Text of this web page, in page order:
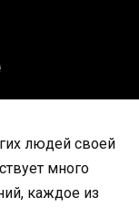
людей своей
много
каждое из